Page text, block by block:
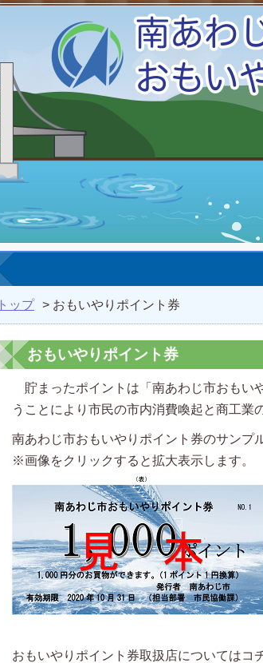
トップ > おもいやりポイント券
おもいやりポイント券
貯まったポイントは「南あわじ市おもい
うことにより市民の市内消費喚起と商工業
南あわじ市おもいやりポイント券のサンプ
※画像をクリックすると拡大表示します。
おもいやりポイント券取扱店についてはコ